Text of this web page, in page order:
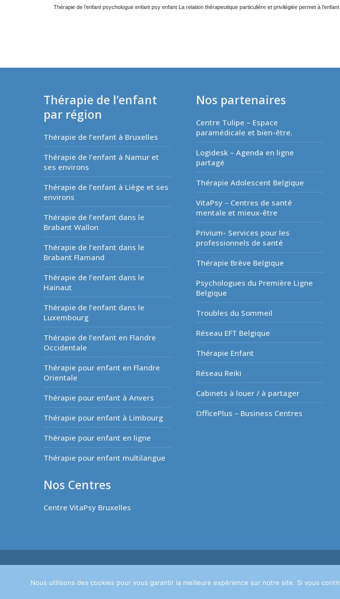
Thérapie de l’enfant psychologue enfant psy enfant La relation thérapeutique particulière et privilégiée permet à
Thérapie de l’enfant
par région
Thérapie de l’enfant à Bruxelles
Thérapie de l’enfant à Namur et
ses environs
Thérapie de l’enfant à Liège et ses
environs
Thérapie de l’enfant dans le
Brabant Wallon
Thérapie de l’enfant dans le
Brabant Flamand
Thérapie de l’enfant dans le
Hainaut
Thérapie de l’enfant dans le
Luxembourg
Thérapie de l’enfant en Flandre
Occidentale
Thérapie pour enfant en Flandre
Orientale
Thérapie pour enfant à Anvers
Thérapie pour enfant à Limbourg
Thérapie pour enfant en ligne
Thérapie pour enfant multilangue
Nos partenaires
Centre Tulipe – Espace
paramédicale et bien-être.
Logidesk – Agenda en ligne
partagé
Thérapie Adolescent Belgique
VitaPsy – Centres de santé
mentale et mieux-être
Privium- Services pour les
professionnels de santé
Thérapie Brève Belgique
Psychologues du Première Ligne
Belgique
Troubles du Sommeil
Réseau EFT Belgique
Thérapie Enfant
Réseau Reiki
Cabinets à louer / à partager
OfficePlus – Business Centres
Nos Centres
Centre VitaPsy Bruxelles
Politique de Protection de la Vie Privée
Nous utilisons des cookies pour vous garantir la meilleure expérience sur notre site. Si vous